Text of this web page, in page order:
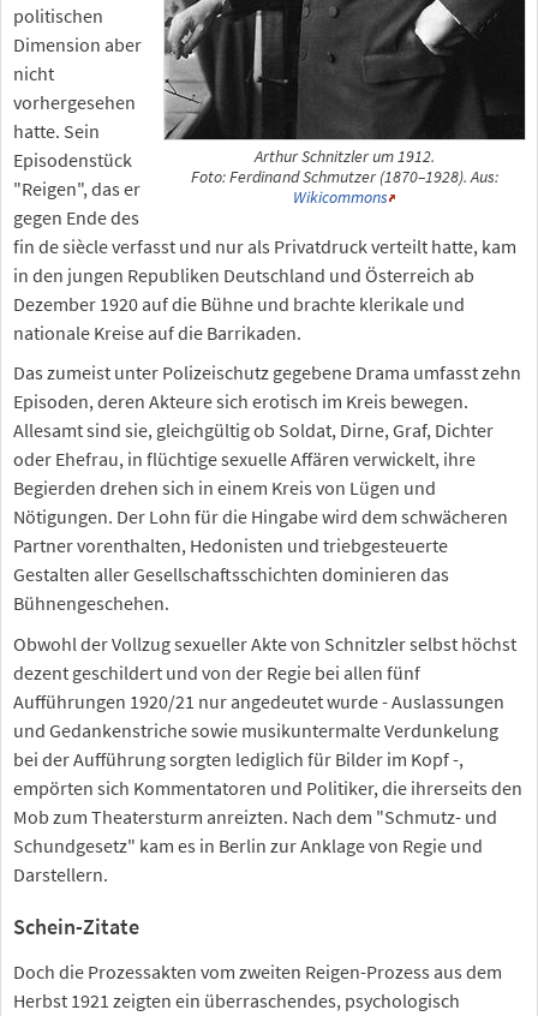
Arthur Schnitzler um 1912.
Foto: Ferdinand Schmutzer (1870–1928). Aus:
Wikicommons
politischen
Dimension aber
nicht
vorhergesehen
hatte. Sein
Episodenstück
"Reigen", das er
gegen Ende des
fin de siècle verfasst und nur als Privatdruck verteilt hatte, kam
in den jungen Republiken Deutschland und Österreich ab
Dezember 1920 auf die Bühne und brachte klerikale und
nationale Kreise auf die Barrikaden.
Das zumeist unter Polizeischutz gegebene Drama umfasst zehn
Episoden, deren Akteure sich erotisch im Kreis bewegen.
Allesamt sind sie, gleichgültig ob Soldat, Dirne, Graf, Dichter
oder Ehefrau, in flüchtige sexuelle Affären verwickelt, ihre
Begierden drehen sich in einem Kreis von Lügen und
Nötigungen. Der Lohn für die Hingabe wird dem schwächeren
Partner vorenthalten, Hedonisten und triebgesteuerte
Gestalten aller Gesellschaftsschichten dominieren das
Bühnengeschehen.
Obwohl der Vollzug sexueller Akte von Schnitzler selbst höchst
dezent geschildert und von der Regie bei allen fünf
Aufführungen 1920/21 nur angedeutet wurde - Auslassungen
und Gedankenstriche sowie musikuntermalte Verdunkelung
bei der Aufführung sorgten lediglich für Bilder im Kopf -,
empörten sich Kommentatoren und Politiker, die ihrerseits den
Mob zum Theatersturm anreizten. Nach dem "Schmutz- und
Schundgesetz" kam es in Berlin zur Anklage von Regie und
Darstellern.
Schein-Zitate
Doch die Prozessakten vom zweiten Reigen-Prozess aus dem
Herbst 1921 zeigten ein überraschendes, psychologisch